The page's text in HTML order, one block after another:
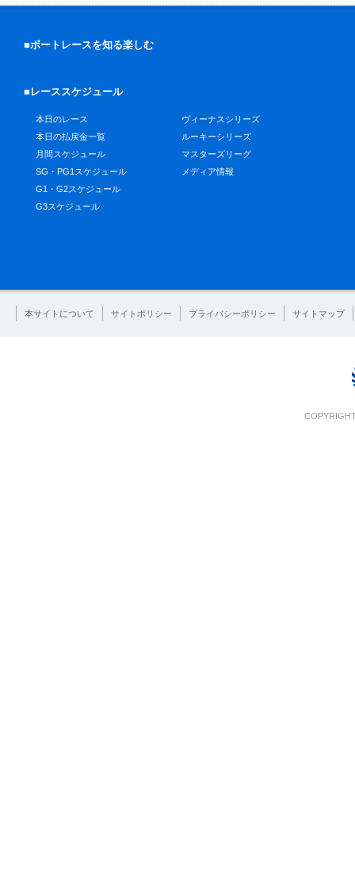
■ボートレースを知る楽しむ
■レーススケジュール
本日のレース
本日の払戻金一覧
月間スケジュール
SG・PG1スケジュール
G1・G2スケジュール
G3スケジュール
ヴィーナスシリーズ
ルーキーシリーズ
マスターズリーグ
メディア情報
本サイトについて サイトポリシー プライバシーポリシー サイトマップ